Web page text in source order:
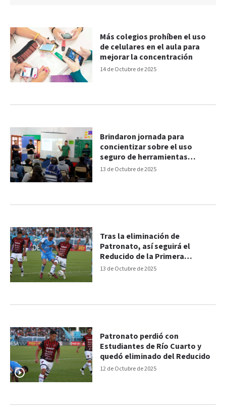
14 de Octubre de 2025
Más colegios prohíben el uso
de celulares en el aula para
mejorar la concentración
13 de Octubre de 2025
Brindaron jornada para
concientizar sobre el uso
seguro de herramientas
tecnológicas
13 de Octubre de 2025
Tras la eliminación de
Patronato, así seguirá el
Reducido de la Primera
Nacional
12 de Octubre de 2025
Patronato perdió con
Estudiantes de Río Cuarto y
quedó eliminado del Reducido